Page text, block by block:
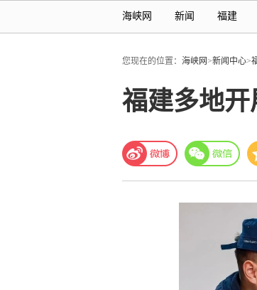
海峡网 新闻 福建
您现在的位置： 海峡网>新闻中心>
福建多地